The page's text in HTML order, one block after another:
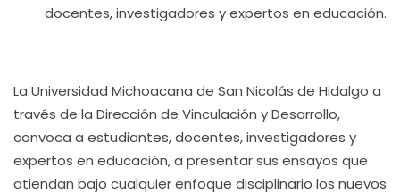
docentes, investigadores y expertos en educación.
La Universidad Michoacana de San Nicolás de Hidalgo a
través de la Dirección de Vinculación y Desarrollo,
convoca a estudiantes, docentes, investigadores y
expertos en educación, a presentar sus ensayos que
atiendan bajo cualquier enfoque disciplinario los nuevos